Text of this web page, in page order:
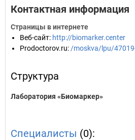
Контактная информация
Страницы в интернете
Веб-сайт: http://biomarker.center
Prodoctorov.ru: /moskva/lpu/
Структура
Лаборатория «Биомаркер»
Специалисты (0):